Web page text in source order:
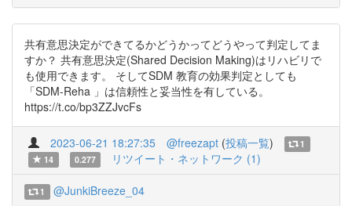
共有意思決定ができてるかどうかってどうやって判定してま
すか？ 共有意思決定(Shared Decision Making)はリハビリで
も使用できます。 そしてSDM 教育の効果判定としても
「SDM-Reha 」は信頼性と妥当性を有している。
https://t.co/bp3ZZJvcFs
2023-06-21 18:27:35 @freezapt (投稿一覧)
1
14
0.277 リツイート・ネットワーク (1)
1 @JunkiBreeze_04